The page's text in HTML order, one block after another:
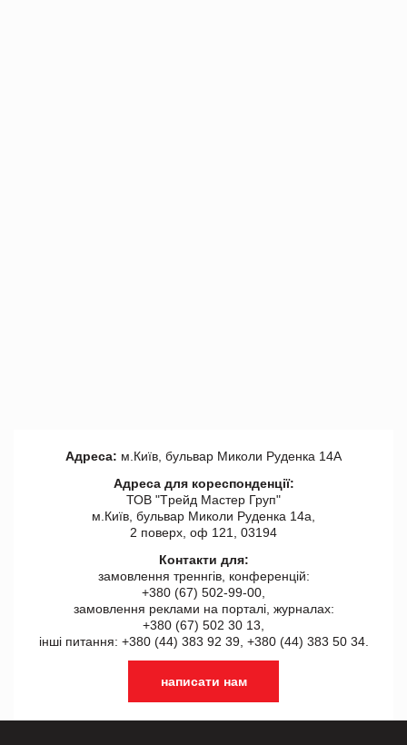
Адреса: м.Київ, бульвар Миколи Руденка 14А
Адреса для кореспонденції:
ТОВ "Tрейд Мастер Груп"
м.Київ, бульвар Миколи Руденка 14а,
2 поверх, оф 121, 03194
Контакти для:
замовлення треннгів, конференцій:
+380 (67) 502-99-00,
замовлення реклами на порталі, журналах:
+380 (67) 502 30 13,
інші питання: +380 (44) 383 92 39, +380 (44) 383 50 34.
написати нам